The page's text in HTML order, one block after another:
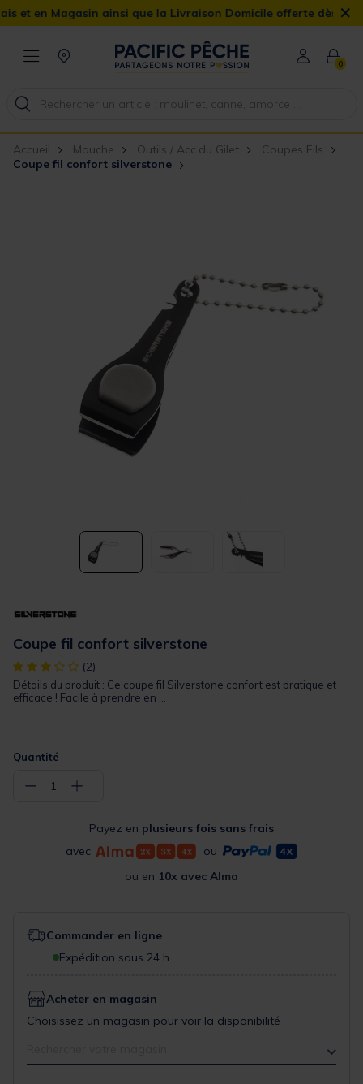
ainsi que la Livraison Domicile offerte dès 90€ ×
0
Accueil Mouche Outils / Acc.du Gilet
Coupes Fils
Coupe fil confort silverstone
Coupe fil confort silverstone
[object Object] out of 5 Customer Rating
(2)
Détails du produit : Ce coupe fil Silverstone confort est pratique et
efficace ! Facile à prendre en ...
Quantité
− 1 +
Payez en plusieurs fois sans frais
avec
ou
ou en 10x avec Alma
Commander en ligne
Expédition sous 24 h
Acheter en magasin
Choisissez un magasin pour voir la disponibilité